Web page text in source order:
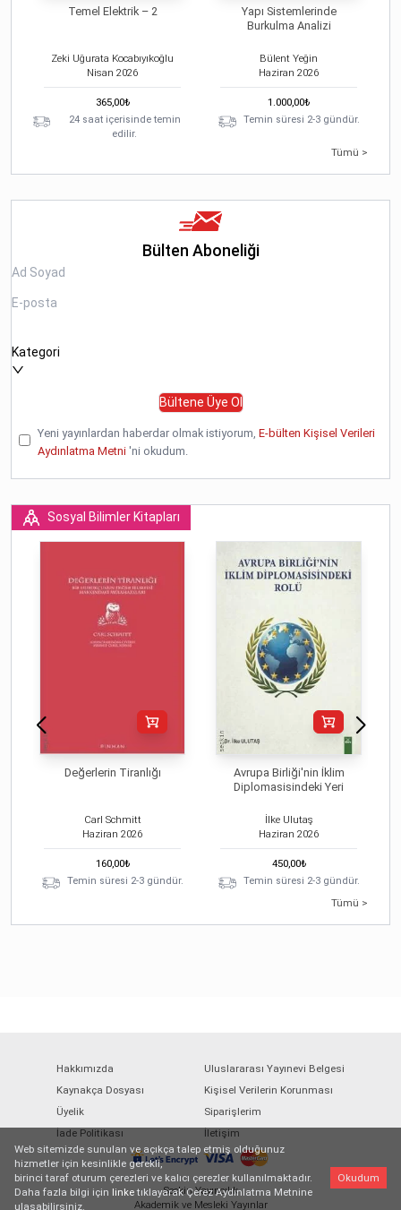
Temel Elektrik – 2
Zeki Uğurata Kocabıyıkoğlu
Nisan 2026
365,00₺
24 saat içerisinde temin
edilir.
Yapı Sistemlerinde
Burkulma Analizi
Bülent Yeğin
Haziran 2026
1.000,00₺
Temin süresi 2-3 gündür.
Tümü >
Bülten Aboneliği
Kategori
Bültene Üye Ol
Yeni yayınlardan haberdar olmak istiyorum, E-bülten Kişisel Verileri
Aydınlatma Metni 'ni okudum.
Sosyal Bilimler Kitapları
Değerlerin Tiranlığı
Carl Schmitt
Haziran 2026
160,00₺
Temin süresi 2-3 gündür.
Avrupa Birliği'nin İklim
Diplomasisindeki Yeri
İlke Ulutaş
Haziran 2026
450,00₺
Temin süresi 2-3 gündür.
Tümü >
Hakkımızda
Uluslararası Yayınevi Belgesi
Kaynakça Dosyası
Kişisel Verilerin Korunması
Üyelik
Siparişlerim
İade Politikası
İletişim
Seçkin Yayıncılık
Akademik ve Mesleki Yayınlar
Web sitemizde sunulan ve açıkça talep etmiş olduğunuz
hizmetler için kesinlikle gerekli,
birinci taraf oturum çerezleri ve kalıcı çerezler kullanılmaktadır.
Daha fazla bilgi için linke tıklayarak Çerez Aydınlatma Metnine
ulaşabilirsiniz.
Okudum